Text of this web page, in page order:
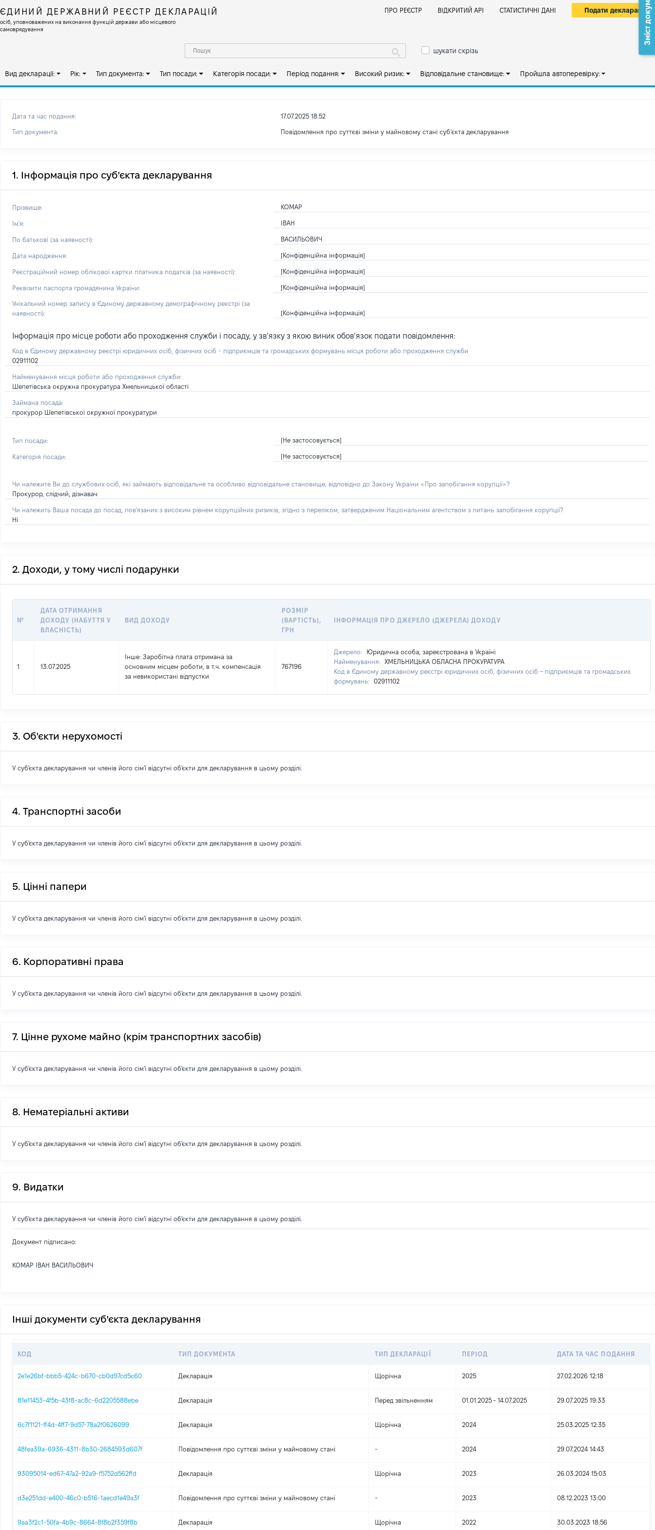
ЄДИНИЙ ДЕРЖАВНИЙ РЕЄСТР ДЕКЛАРАЦІЙ
осіб, уповноважених на виконання функцій держави або місцевого
самоврядування
ПРО РЕЄСТР ВІДКРИТИЙ АРІ СТАТИСТИЧНІ ДАНІ Подати декларацію
шукати скрізь
Вид декларації: Рік: Тип документа: Тип посади: Категорія посади: Період подання: Високий ризик: Відповідальне становище: Пройшла автоперевірку:
Дата та час подання: 17.07.2025 18:52
Тип документа: Повідомлення про суттєві зміни у майновому стані субʼєкта декларування
1. Інформація про суб'єкта декларування
Прізвище: КОМАР
Ім'я: ІВАН
По батькові (за наявності): ВАСИЛЬОВИЧ
Дата народження: [Конфіденційна інформація]
Реєстраційний номер облікової картки платника податків (за наявності): [Конфіденційна інформація]
Реквізити паспорта громадянина України: [Конфіденційна інформація]
Унікальний номер запису в Єдиному державному демографічному реєстрі (за
наявності):
[Конфіденційна інформація]
Інформація про місце роботи або проходження служби і посаду, у зв’язку з якою виник обов’язок подати повідомлення:
Код в Єдиному державному реєстрі юридичних осіб, фізичних осіб - підприємців та громадських формувань місця роботи або проходження служби
02911102
Найменування місця роботи або проходження служби:
Шепетівська окружна прокуратура Хмельницької області
Займана посада:
прокурор Шепетівської окружної прокуратури
Тип посади: [Не застосовується]
Категорія посади: [Не застосовується]
Чи належите Ви до службових осіб, які займають відповідальне та особливо відповідальне становище, відповідно до Закону України «Про запобігання корупції»?
Прокурор, слідчий, дізнавач
Чи належить Ваша посада до посад, пов'язаних з високим рівнем корупційних ризиків, згідно з переліком, затвердженим Національним агентством з питань запобігання корупції?
Ні
2. Доходи, у тому числі подарунки
№
ДАТА ОТРИМАННЯ
ДОХОДУ (НАБУТТЯ У
ВЛАСНІСТЬ)
ВИД ДОХОДУ
РОЗМІР
(ВАРТІСТЬ),
ГРН
ІНФОРМАЦІЯ ПРО ДЖЕРЕЛО (ДЖЕРЕЛА) ДОХОДУ
1 13.07.2025
Інше: Заробітна плата отримана за
основним місцем роботи, в т.ч. компенсація
за невикористані відпустки
767196
Джерело:
Юридична особа, зареєстрована в Україні
Найменування:
ХМЕЛЬНИЦЬКА ОБЛАСНА ПРОКУРАТУРА
Код в Єдиному державному реєстрі юридичних осіб, фізичних осіб – підприємців та громадських
формувань:
02911102
3. Об'єкти нерухомості
У суб'єкта декларування чи членів його сім'ї відсутні об'єкти для декларування в цьому розділі.
4. Транспортні засоби
У суб'єкта декларування чи членів його сім'ї відсутні об'єкти для декларування в цьому розділі.
5. Цінні папери
У суб'єкта декларування чи членів його сім'ї відсутні об'єкти для декларування в цьому розділі.
6. Корпоративні права
У суб'єкта декларування чи членів його сім'ї відсутні об'єкти для декларування в цьому розділі.
7. Цінне рухоме майно (крім транспортних засобів)
У суб'єкта декларування чи членів його сім'ї відсутні об'єкти для декларування в цьому розділі.
8. Нематеріальні активи
У суб'єкта декларування чи членів його сім'ї відсутні об'єкти для декларування в цьому розділі.
9. Видатки
У суб'єкта декларування чи членів його сім'ї відсутні об'єкти для декларування в цьому розділі.
Документ підписано:
КОМАР ІВАН ВАСИЛЬОВИЧ
Зміст документа
Інші документи суб'єкта декларування
КОД ТИП ДОКУМЕНТА ТИП ДЕКЛАРАЦІЇ ПЕРІОД ДАТА ТА ЧАС ПОДАННЯ
2e1e26bf-bbb5-424c-b670-cb0d97cd5c60 Декларація Щорічна 2025 27.02.2026 12:18
81e11453-4f5b-43f8-ac8c-6d2205588ebe Декларація Перед звільненням 01.01.2025 - 14.07.2025 29.07.2025 19:33
6c7f1121-ff4d-4ff7-9d57-78a2f0626099 Декларація Щорічна 2024 25.03.2025 12:35
48fea39a-6936-4311-8b30-2684593d607f Повідомлення про суттєві зміни y майновому стані - 2024 29.07.2024 14:43
93095014-ed67-47a2-92a9-f5752d562ffd Декларація Щорічна 2023 26.03.2024 15:03
d3e251dd-e400-46c0-b516-1aecd1e49a3f Повідомлення про суттєві зміни y майновому стані - 2023 08.12.2023 13:00
9aa3f2c1-50fa-4b9c-8664-8f8b2f359f8b Декларація Щорічна 2022 30.03.2023 18:56